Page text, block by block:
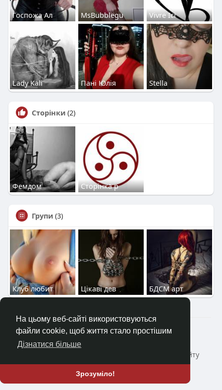
На цьому веб-сайті використовуються
файли cookie, щоб життя стало простішим
Дізнатися більше
Зрозуміло!
Госпожа Ал MsBubblegu Vivre Ici
Lady Kali Пані Юлія Stella
Сторінки (2)
Фемдом Сторінка р
Групи (3)
Клуб любит Цікаві дев БДСМ арт
2023—2026 © Клуб «Насолода»
Головна
Коротко про
Умови і Правила сайту
Блог
ще
Мова